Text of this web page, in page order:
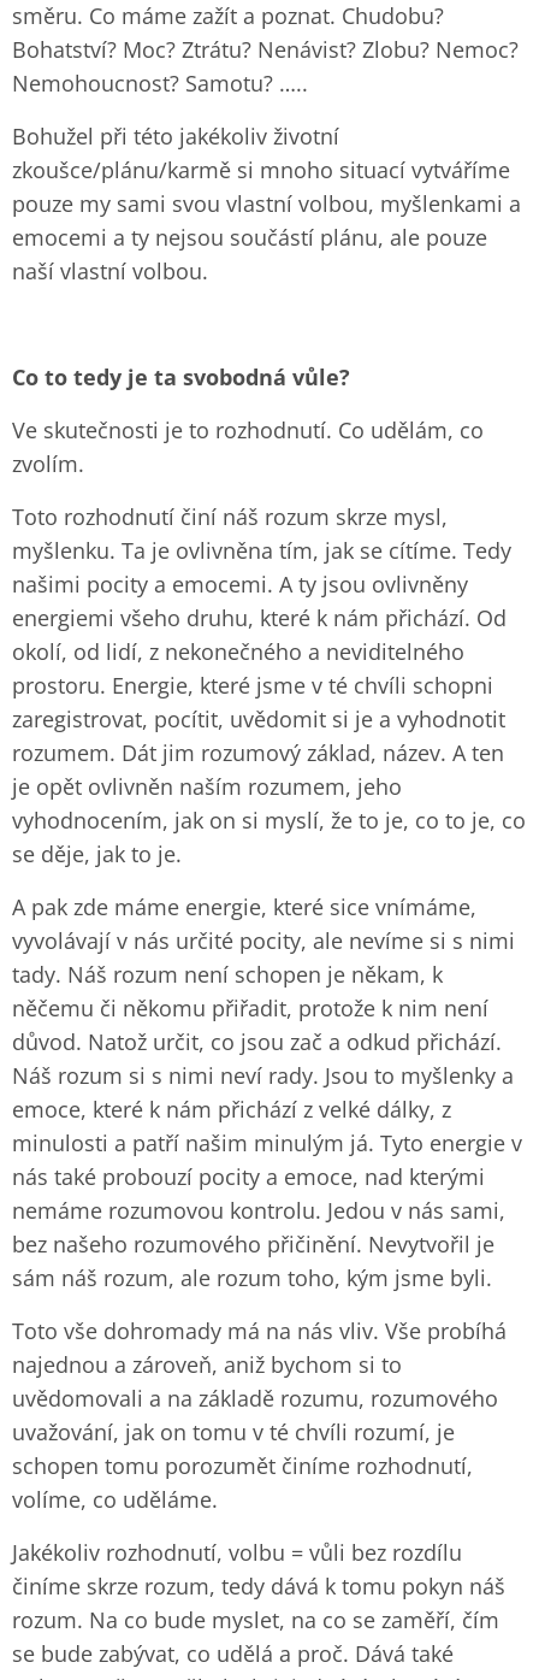
směru. Co máme zažít a poznat. Chudobu?
Bohatství? Moc? Ztrátu? Nenávist? Zlobu? Nemoc?
Nemohoucnost? Samotu? …..
Bohužel při této jakékoliv životní
zkoušce/plánu/karmě si mnoho situací vytváříme
pouze my sami svou vlastní volbou, myšlenkami a
emocemi a ty nejsou součástí plánu, ale pouze
naší vlastní volbou.
Co to tedy je ta svobodná vůle?
Ve skutečnosti je to rozhodnutí. Co udělám, co
zvolím.
Toto rozhodnutí činí náš rozum skrze mysl,
myšlenku. Ta je ovlivněna tím, jak se cítíme. Tedy
našimi pocity a emocemi. A ty jsou ovlivněny
energiemi všeho druhu, které k nám přichází. Od
okolí, od lidí, z nekonečného a neviditelného
prostoru. Energie, které jsme v té chvíli schopni
zaregistrovat, pocítit, uvědomit si je a vyhodnotit
rozumem. Dát jim rozumový základ, název. A ten
je opět ovlivněn naším rozumem, jeho
vyhodnocením, jak on si myslí, že to je, co to je, co
se děje, jak to je.
A pak zde máme energie, které sice vnímáme,
vyvolávají v nás určité pocity, ale nevíme si s nimi
tady. Náš rozum není schopen je někam, k
něčemu či někomu přiřadit, protože k nim není
důvod. Natož určit, co jsou zač a odkud přichází.
Náš rozum si s nimi neví rady. Jsou to myšlenky a
emoce, které k nám přichází z velké dálky, z
minulosti a patří našim minulým já. Tyto energie v
nás také probouzí pocity a emoce, nad kterými
nemáme rozumovou kontrolu. Jedou v nás sami,
bez našeho rozumového přičinění. Nevytvořil je
sám náš rozum, ale rozum toho, kým jsme byli.
Toto vše dohromady má na nás vliv. Vše probíhá
najednou a zároveň, aniž bychom si to
uvědomovali a na základě rozumu, rozumového
uvažování, jak on tomu v té chvíli rozumí, je
schopen tomu porozumět činíme rozhodnutí,
volíme, co uděláme.
Jakékoliv rozhodnutí, volbu = vůli bez rozdílu
činíme skrze rozum, tedy dává k tomu pokyn náš
rozum. Na co bude myslet, na co se zaměří, čím
se bude zabývat, co udělá a proč. Dává také